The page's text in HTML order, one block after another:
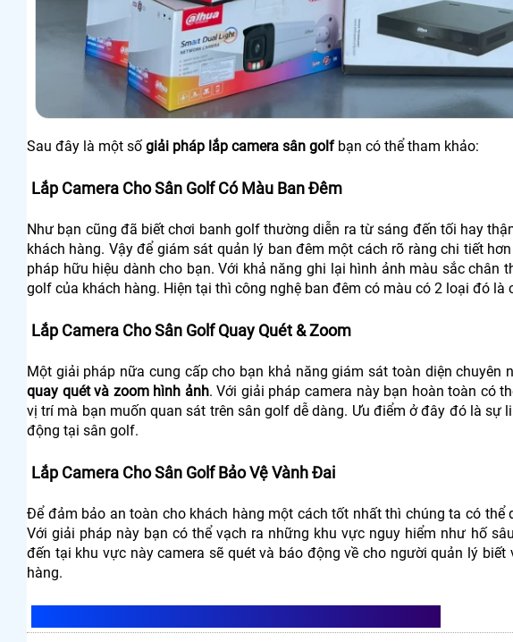
Sau đây là một số giải pháp lắp camera sân golfbạn có thể tham khảo:
Lắp Camera Cho Sân Golf Có Màu Ban Đêm
Như bạn cũng đã biết chơi banh golf thường diễn ra từ sáng đến tối hay
khách hàng. Vậy để giám sát quản lý ban đêm một cách rõ ràng chi tiết
pháp hữu hiệu dành cho bạn. Với khả năng ghi lại hình ảnh màu sắc chân
golf của khách hàng. Hiện tại thì công nghệ ban đêm có màu có 2 loại đó là
Lắp Camera Cho Sân Golf Quay Quét & Zoom
Một giải pháp nữa cung cấp cho bạn khả năng giám sát toàn diện chuyên
quay quét và zoom hình ảnh. Với giải pháp camera này bạn hoàn toàn có
vị trí mà bạn muốn quan sát trên sân golf dễ dàng. Ưu điểm ở đây đó là
động tại sân golf.
Lắp Camera Cho Sân Golf Bảo Vệ Vành Đai
Để đảm bảo an toàn cho khách hàng một cách tốt nhất thì chúng ta có thể
Với giải pháp này bạn có thể vạch ra những khu vực nguy hiểm như hố
đến tại khu vực này camera sẽ quét và báo động về cho người quản lý
hàng.